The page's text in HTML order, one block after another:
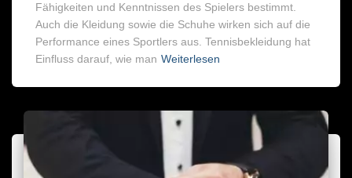
Fähigkeiten und Kenntnissen des Spielers bestimmt.
Auch die Kleidung sowie die Schuhe wirken sich auf die
Performance eines Sportlers aus. Tennisbekleidung hat
Einfluss darauf, wie man Weiterlesen